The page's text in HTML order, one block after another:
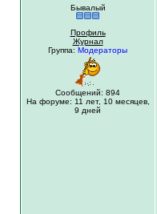
Бывалый
Профиль
Журнал
Группа: Модераторы
Сообщений: 894
На форуме: 11 лет, 10 месяцев,
9 дней